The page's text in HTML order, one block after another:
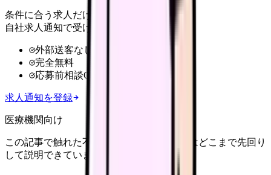
条件に合う求人だけ
自社求人通知で受け取る
外部送客なし
完全無料
応募前相談OK
求人通知を登録
医療機関向け
この記事で触れた不安を、自院の求人票ではどこまで先回り
して説明できていますか？